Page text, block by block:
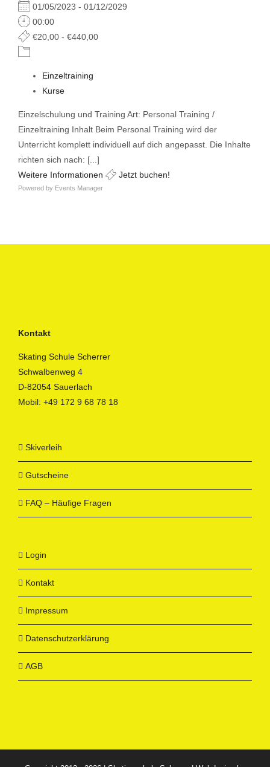
01/05/2023 - 01/12/2029
00:00
€20,00 - €440,00
Einzeltraining
Kurse
Einzelschulung und Training Art: Personal Training /
Einzeltraining Inhalt Beim Personal Training wird der
Unterricht komplett individuell auf dich angepasst. Die Inhalte
richten sich nach: [...]
Weitere Informationen
Jetzt buchen!
Powered by Events Manager
Kontakt
Skating Schule Scherrer
Schwalbenweg 4
D-82054 Sauerlach
Mobil: +49 172 9 68 78 18
Skiverleih
Gutscheine
FAQ – Häufige Fragen
Login
Kontakt
Impressum
Datenschutzerklärung
AGB